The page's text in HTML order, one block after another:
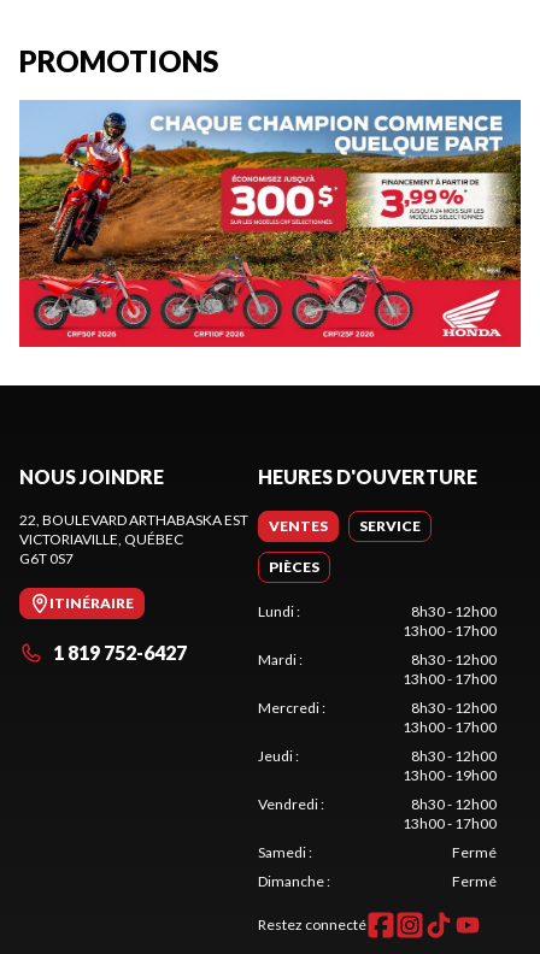
PROMOTIONS
NOUS JOINDRE
22, BOULEVARD ARTHABASKA EST
VICTORIAVILLE, QUÉBEC
G6T 0S7
ITINÉRAIRE
1 819 752-6427
HEURES D'OUVERTURE
VENTES SERVICE
PIÈCES
Lundi:
8h30 - 12h00
13h00 - 17h00
Mardi:
8h30 - 12h00
13h00 - 17h00
Mercredi:
8h30 - 12h00
13h00 - 17h00
Jeudi:
8h30 - 12h00
13h00 - 19h00
Vendredi:
8h30 - 12h00
13h00 - 17h00
Samedi:
Fermé
Dimanche: Fermé
Restez connecté